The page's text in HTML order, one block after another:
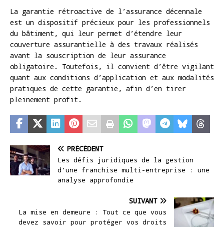
La garantie rétroactive de l’assurance décennale
est un dispositif précieux pour les professionnels
du bâtiment, qui leur permet d’étendre leur
couverture assurantielle à des travaux réalisés
avant la souscription de leur assurance
obligatoire. Toutefois, il convient d’être vigilant
quant aux conditions d’application et aux modalités
pratiques de cette garantie, afin d’en tirer
pleinement profit.
PRÉCÉDENT
Les défis juridiques de la gestion
d’une franchise multi-entreprise : une
analyse approfondie
SUIVANT
La mise en demeure : Tout ce que vous
devez savoir pour protéger vos droits